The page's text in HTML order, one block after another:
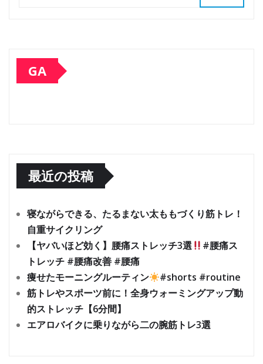
GA
最近の投稿
寝ながらできる、たるまない太ももづくり筋トレ！
自重サイクリング
【ヤバいほど効く】腰痛ストレッチ3選
#腰痛ス
トレッチ #腰痛改善 #腰痛
痩せたモーニングルーティン
#shorts #routine
筋トレやスポーツ前に！全身ウォーミングアップ動
的ストレッチ【6分間】
エアロバイクに乗りながら二の腕筋トレ3選